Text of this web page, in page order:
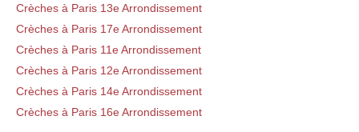
Crèches à Paris 13e Arrondissement
Crèches à Paris 17e Arrondissement
Crèches à Paris 11e Arrondissement
Crèches à Paris 12e Arrondissement
Crèches à Paris 14e Arrondissement
Crèches à Paris 16e Arrondissement